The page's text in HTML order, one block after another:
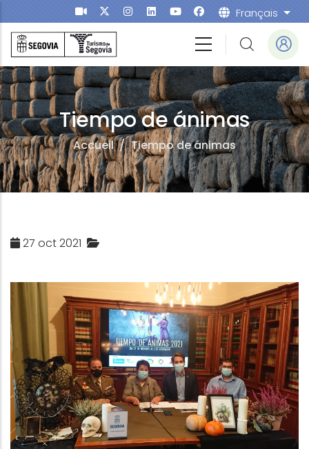
Aller au contenu principal Français
Tiempo de ánimas
Accueil/ Tiempo de ánimas
27 oct 2021